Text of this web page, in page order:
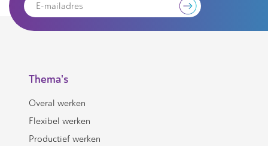
Thema's
Overal werken
Flexibel werken
Productief werken